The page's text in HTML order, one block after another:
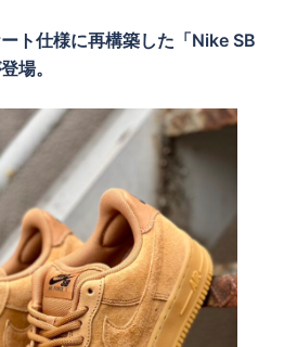
ト仕様に再構築した「Nike SB
場。